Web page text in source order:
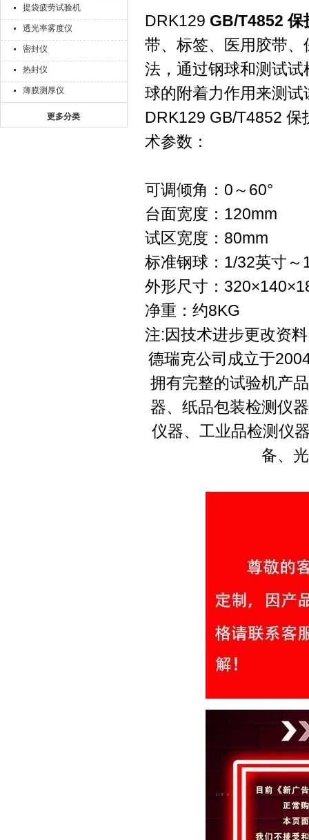
提袋疲劳试验机
透光率雾度仪
密封仪
热封仪
薄膜测厚仪
更多分类
DRK129 GB/T4852 保
带、标签、医用胶带
法，通过钢球和测试
球的附着力作用来测试
DRK129 GB/T4852
术参数：
可调倾角：0～60°
台面宽度：120mm
试区宽度：80mm
标准钢球：1/32英寸～
外形尺寸：
净重：约8KG
注:因技术进步更改资
德瑞克公司成立于
拥有完整的试验机产
器、纸品包装检测仪
仪器、工业品检测仪
备、